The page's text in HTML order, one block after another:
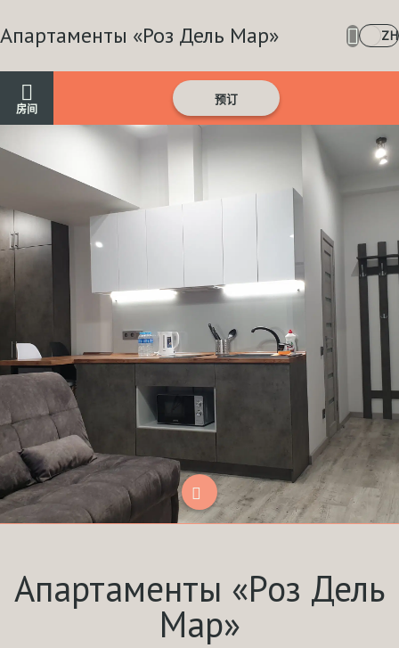
Апартаменты «Роз Дель Мар» ZH
房间
预订
Апартаменты «Роз Дель
Мар»